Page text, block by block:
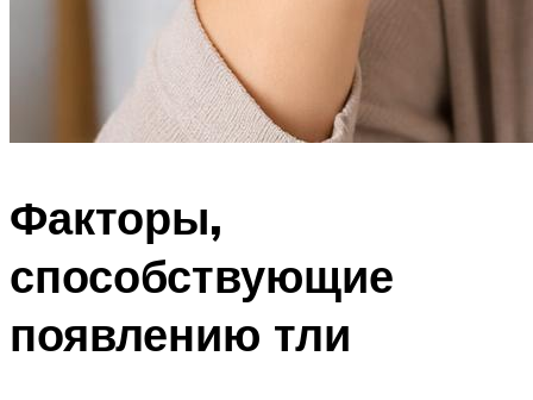
Факторы,
способствующие
появлению тли